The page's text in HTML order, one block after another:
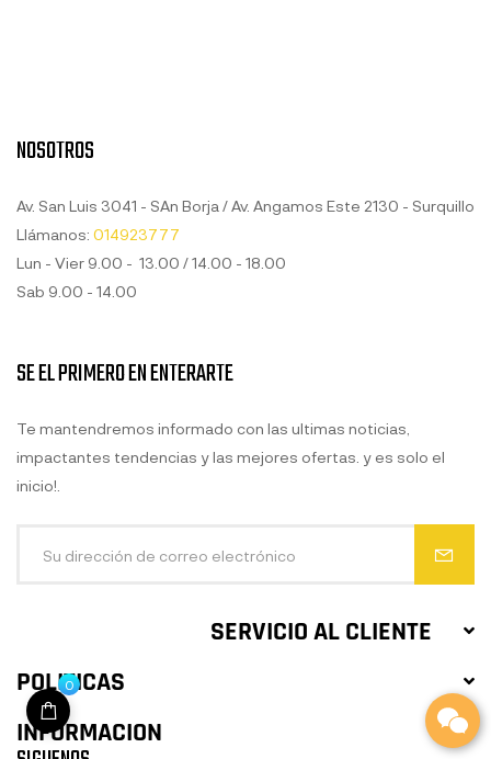
NOSOTROS
Av. San Luis 3041 - SAn Borja / Av. Angamos Este 2130 - Surquillo
Llámanos: 014923777
Lun - Vier 9.00 - 13.00 / 14.00 - 18.00
Sab 9.00 - 14.00
SERVICIO AL CLIENTE
POLITICAS
INFORMACION
SE EL PRIMERO EN ENTERARTE
Te mantendremos informado con las ultimas noticias,
impactantes tendencias y las mejores ofertas. y es solo el
inicio!.
0